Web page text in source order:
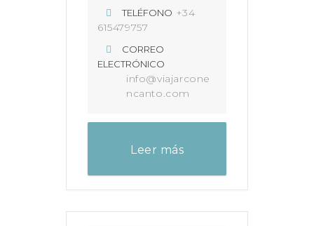
TELÉFONO +34
615479757
CORREO
ELECTRÓNICO
info@viajarcone
ncanto.com
Leer más